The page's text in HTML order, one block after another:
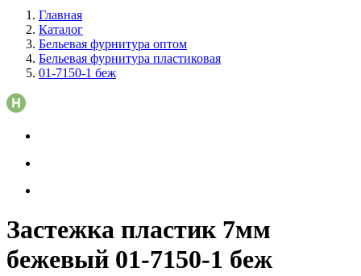
Главная
Каталог
Бельевая фурнитура оптом
Бельевая фурнитура пластиковая
01-7150-1 беж
Застежка пластик 7мм
бежевый 01-7150-1 беж